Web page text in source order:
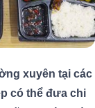
xuyên tại các
có thể đưa chi